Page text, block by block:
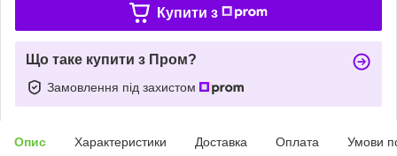
Купити з
Що таке купити з Пром?
Замовлення під захистом
Опис Характеристики Доставка Оплата Умови